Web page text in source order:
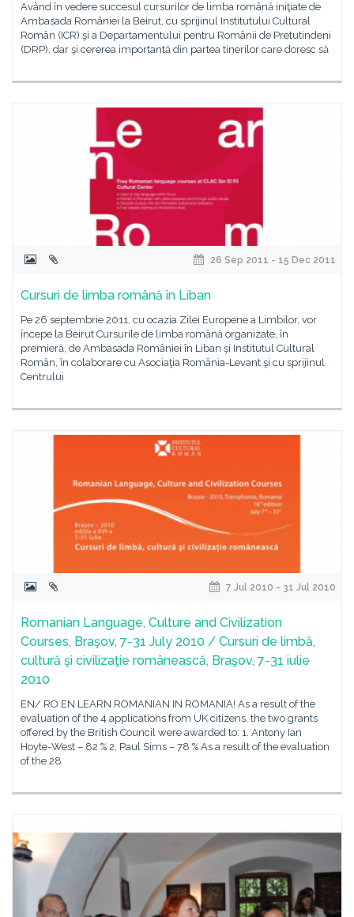
Având în vedere succesul cursurilor de limba română iniţiate de
Ambasada României la Beirut, cu sprijinul Institutului Cultural
Român (ICR) şi a Departamentului pentru Românii de Pretutindeni
(DRP), dar şi cererea importantă din partea tinerilor care doresc să
26 Sep 2011 - 15 Dec 2011
Cursuri de limba română în Liban
Pe 26 septembrie 2011, cu ocazia Zilei Europene a Limbilor, vor
începe la Beirut Cursurile de limba română organizate, în
premieră, de Ambasada României în Liban şi Institutul Cultural
Român, în colaborare cu Asociaţia România-Levant şi cu sprijinul
Centrului
7 Jul 2010 - 31 Jul 2010
Romanian Language, Culture and Civilization
Courses, Braşov, 7-31 July 2010 / Cursuri de limbă,
cultură şi civilizaţie românească, Braşov, 7-31 iulie
2010
EN/ RO EN LEARN ROMANIAN IN ROMANIA! As a result of the
evaluation of the 4 applications from UK citizens, the two grants
offered by the British Council were awarded to: 1. Antony Ian
Hoyte-West – 82 % 2. Paul Sims – 78 % As a result of the evaluation
of the 28